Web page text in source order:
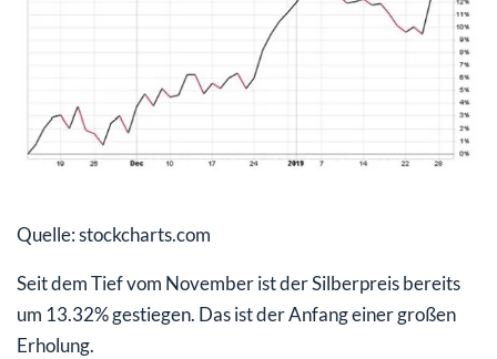
Quelle: stockcharts.com
Seit dem Tief vom November ist der Silberpreis bereits
um 13.32% gestiegen. Das ist der Anfang einer großen
Erholung.